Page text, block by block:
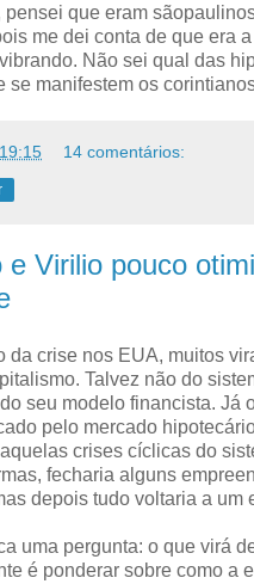
pensei que eram
me dei conta de que era
Não sei qual das
se manifestem os
19:15 14 comentários:
e Virilio pouco
da crise nos EUA, muitos
Talvez não do
seu modelo financista. Já
pelo mercado
crises cíclicas do
fecharia alguns
depois tudo voltaria a um
uma pergunta: o que virá
é ponderar sobre como a